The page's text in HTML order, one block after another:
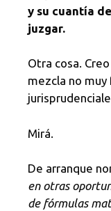
y su cuantía
juzgar.
Otra cosa.
mezcla no
Mirá.
De arranque
en otras
de fórmulas